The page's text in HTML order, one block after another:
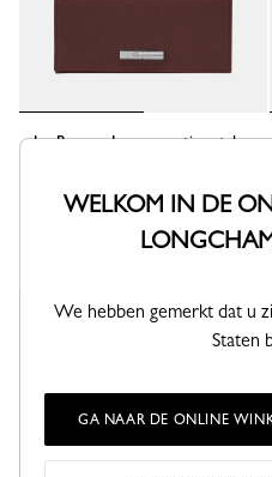
Le Roseau Lange continentale
280,00 €
WELKOM IN DE
We hebben gemerkt dat u
Staten
GA NAAR DE ONLINE